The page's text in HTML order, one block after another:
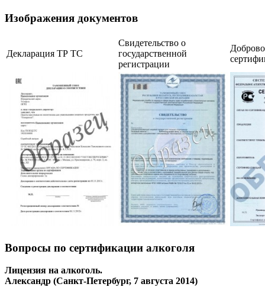
Изображения документов
Декларация ТР ТС
Свидетельство о
государственной
регистрации
Вопросы по сертификации алкоголя
Лицензия на алкоголь.
Александр (Санкт-Петербург, 7 августа 2014)